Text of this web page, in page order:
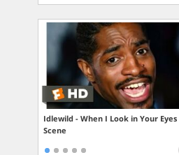
Idlewild - When I Look in Your Eyes
Scene